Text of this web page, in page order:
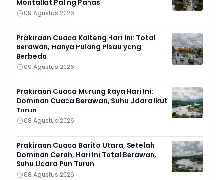
Montallat Paling Panas
09 Agustus 2026
Prakiraan Cuaca Kalteng Hari Ini: Total
Berawan, Hanya Pulang Pisau yang
Berbeda
09 Agustus 2026
Prakiraan Cuaca Murung Raya Hari Ini:
Dominan Cuaca Berawan, Suhu Udara Ikut
Turun
08 Agustus 2026
Prakiraan Cuaca Barito Utara, Setelah
Dominan Cerah, Hari Ini Total Berawan,
Suhu Udara Pun Turun
08 Agustus 2026